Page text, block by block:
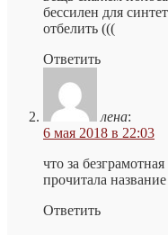
бессилен для
отбелить (((
Ответить
лена:
6 мая 2018 в 22:03
что за
прочитала
Ответить